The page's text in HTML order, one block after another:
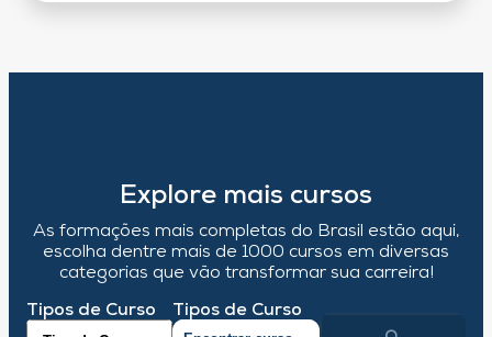
Explore mais cursos
As formações mais completas do Brasil estão aqui,
escolha dentre mais de 1000 cursos em diversas
categorias que vão transformar sua carreira!
Tipos de Curso Tipos de Curso